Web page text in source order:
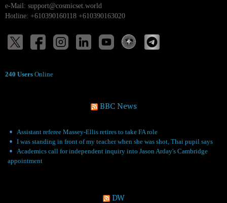
e-Mail: support@cosmicset.world
Hotline: +610390160118 +610390163020
240 Users Online
BBC News
Assistant referee Massey-Ellis retires to take FA role
I was standing in front of my teacher when she was shot, Thai pupil says
Academics call for independent inquiry into Jason Arday's Cambridge
appointment
DW